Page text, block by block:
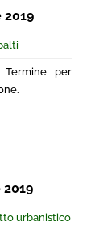
2019
Termine per
2019
urbanistico